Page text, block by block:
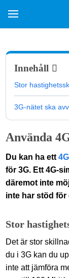
Innehåll
Stor
3G-nätet ska
Använda
Du kan ha ett
för 3G. Ett 4G-
däremot inte
inte har stöd för
Stor
Det är stor
du i 3G kan du
inte att jämföra